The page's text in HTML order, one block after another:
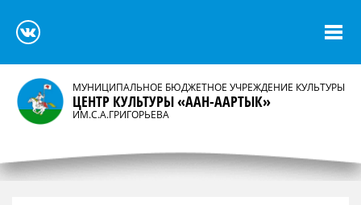
МУНИЦИПАЛЬНОЕ БЮДЖЕТНОЕ УЧРЕЖДЕНИЕ КУЛЬТУРЫ
ЦЕНТР КУЛЬТУРЫ «ААН-ААРТЫК»
ИМ.С.А.ГРИГОРЬЕВА